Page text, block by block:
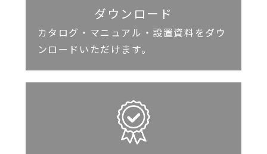
ダウンロード
カタログ・マニュアル・設置資料をダウ
ンロードいただけます。